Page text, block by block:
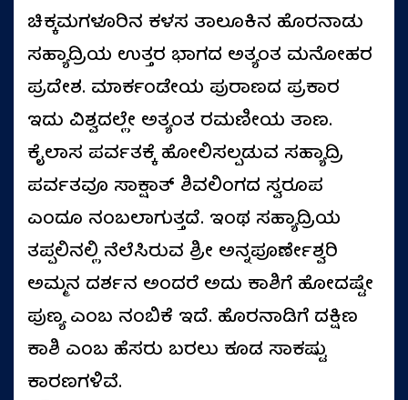
ಚಿಕ್ಕಮಗಳೂರಿನ ಕಳಸ ತಾಲೂಕಿನ ಹೊರನಾಡು
ಸಹ್ಯಾದ್ರಿಯ ಉತ್ತರ ಭಾಗದ ಅತ್ಯಂತ ಮನೋಹರ
ಪ್ರದೇಶ. ಮಾರ್ಕಂಡೇಯ ಪುರಾಣದ ಪ್ರಕಾರ
ಇದು ವಿಶ್ವದಲ್ಲೇ ಅತ್ಯಂತ ರಮಣೀಯ ತಾಣ.
ಕೈಲಾಸ ಪರ್ವತಕ್ಕೆ ಹೋಲಿಸಲ್ಪಡುವ ಸಹ್ಯಾದ್ರಿ
ಪರ್ವತವೂ ಸಾಕ್ಷಾತ್ ಶಿವಲಿಂಗದ ಸ್ವರೂಪ
ಎಂದೂ ನಂಬಲಾಗುತ್ತದೆ. ಇಂಥ ಸಹ್ಯಾದ್ರಿಯ
ತಪ್ಪಲಿನಲ್ಲಿ ನೆಲೆಸಿರುವ ಶ್ರೀ ಅನ್ನಪೂರ್ಣೇಶ್ವರಿ
ಅಮ್ಮನ ದರ್ಶನ ಅಂದರೆ ಅದು ಕಾಶಿಗೆ ಹೋದಷ್ಟೇ
ಪುಣ್ಯ ಎಂಬ ನಂಬಿಕೆ ಇದೆ. ಹೊರನಾಡಿಗೆ ದಕ್ಷಿಣ
ಕಾಶಿ ಎಂಬ ಹೆಸರು ಬರಲು ಕೂಡ ಸಾಕಷ್ಟು
ಕಾರಣಗಳಿವೆ.